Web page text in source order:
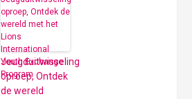
Jeugduitwisseling
oproep, Ontdek
de wereld